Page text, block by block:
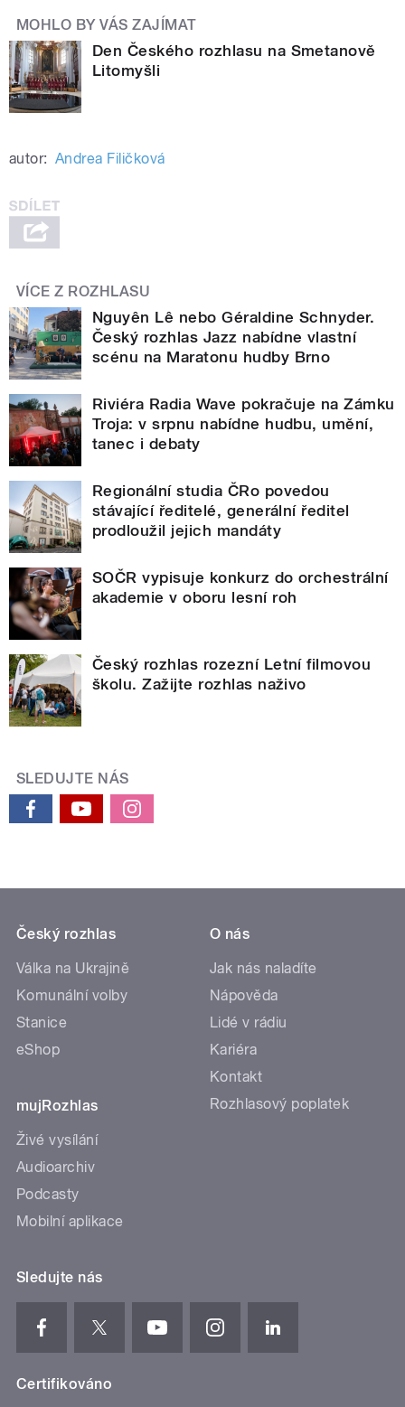
MOHLO BY VÁS ZAJÍMAT
Den Českého rozhlasu na Smetanově
Litomyšli
autor: Andrea Filičková
VÍCE Z ROZHLASU
Nguyên Lê nebo Géraldine Schnyder.
Český rozhlas Jazz nabídne vlastní
scénu na Maratonu hudby Brno
Riviéra Radia Wave pokračuje na Zámku
Troja: v srpnu nabídne hudbu, umění,
tanec i debaty
Regionální studia ČRo povedou
stávající ředitelé, generální ředitel
prodloužil jejich mandáty
SOČR vypisuje konkurz do orchestrální
akademie v oboru lesní roh
Český rozhlas rozezní Letní filmovou
školu. Zažijte rozhlas naživo
SLEDUJTE NÁS
Český rozhlas
Válka na Ukrajině
Komunální volby
Stanice
eShop
mujRozhlas
Živé vysílání
Audioarchiv
Podcasty
Mobilní aplikace
O nás
Jak nás naladíte
Nápověda
Lidé v rádiu
Kariéra
Kontakt
Rozhlasový poplatek
Sledujte nás
Certifikováno